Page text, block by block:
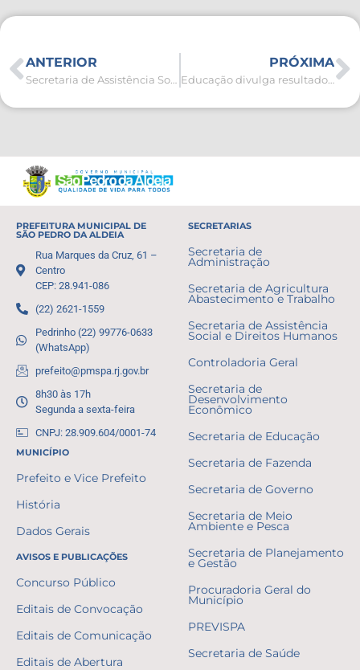
ANTERIOR
Secretaria de Assistência Social capacita servidores contratados por Processo Seletivo
PRÓXIMA
Educação divulga resultado da entrega de documentos para cargos do Processo Seletivo
PREFEITURA MUNICIPAL DE
SÃO PEDRO DA ALDEIA
Rua Marques da Cruz, 61 –
Centro
CEP: 28.941-086
(22) 2621-1559
Pedrinho (22) 99776-0633
(WhatsApp)
prefeito@pmspa.rj.gov.br
8h30 às 17h
Segunda a sexta-feira
CNPJ: 28.909.604/0001-74
MUNICÍPIO
Prefeito e Vice Prefeito
História
Dados Gerais
AVISOS E PUBLICAÇÕES
Concurso Público
Editais de Convocação
Editais de Comunicação
Editais de Abertura
SECRETARIAS
Secretaria de
Administração
Secretaria de Agricultura
Abastecimento e Trabalho
Secretaria de Assistência
Social e Direitos Humanos
Controladoria Geral
Secretaria de
Desenvolvimento
Econômico
Secretaria de Educação
Secretaria de Fazenda
Secretaria de Governo
Secretaria de Meio
Ambiente e Pesca
Secretaria de Planejamento
e Gestão
Procuradoria Geral do
Município
PREVISPA
Secretaria de Saúde